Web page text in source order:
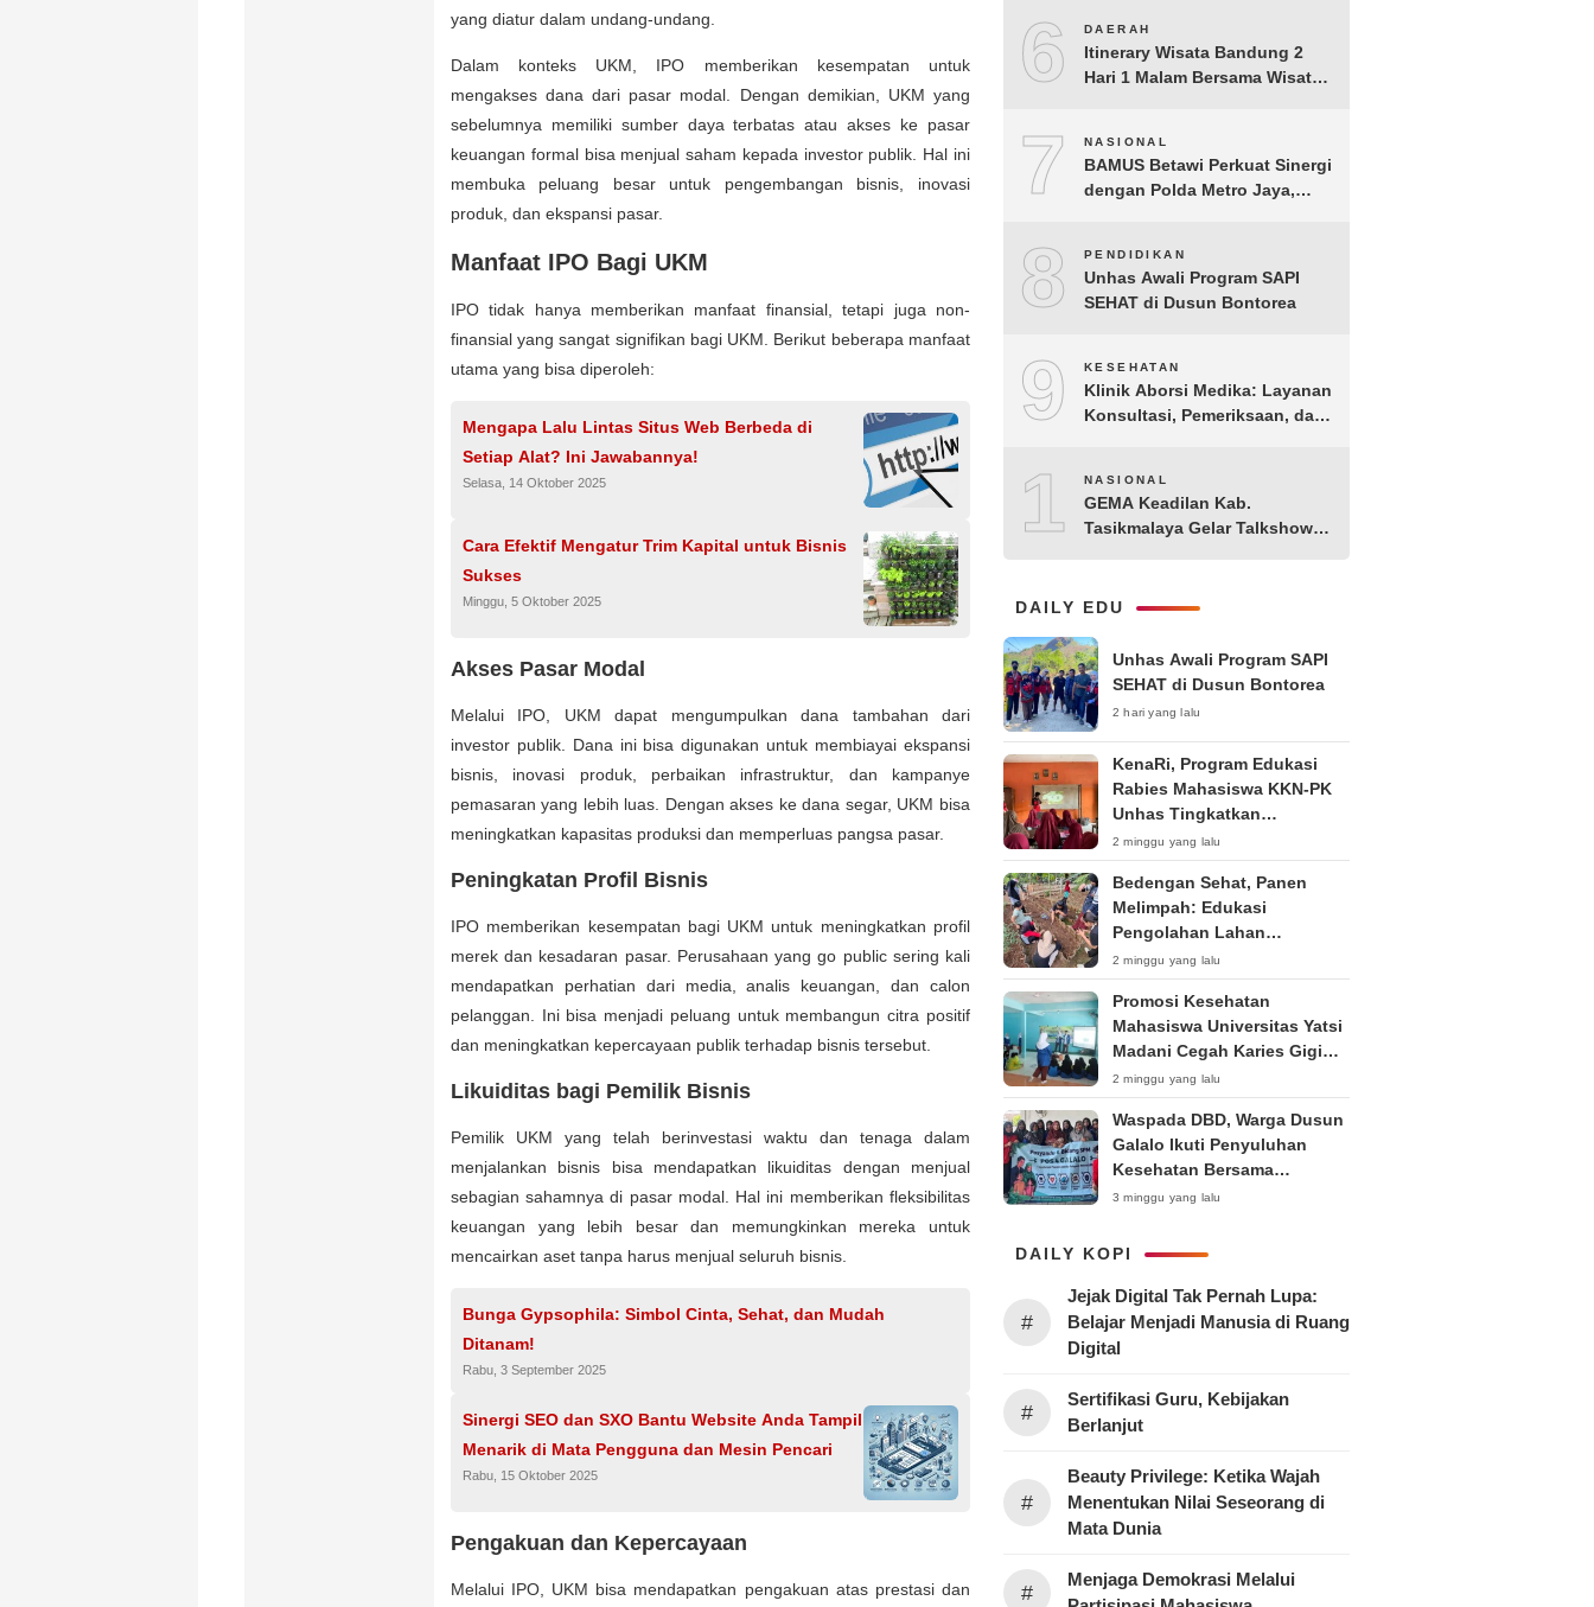
yang diatur dalam undang-undang.
Dalam konteks UKM, IPO memberikan kesempatan untuk
mengakses dana dari pasar modal. Dengan demikian, UKM yang
sebelumnya memiliki sumber daya terbatas atau akses ke pasar
keuangan formal bisa menjual saham kepada investor publik. Hal ini
membuka peluang besar untuk pengembangan bisnis, inovasi
produk, dan ekspansi pasar.
Manfaat IPO Bagi UKM
IPO tidak hanya memberikan manfaat finansial, tetapi juga non-
finansial yang sangat signifikan bagi UKM. Berikut beberapa manfaat
utama yang bisa diperoleh:
Mengapa Lalu Lintas Situs Web Berbeda di
Setiap Alat? Ini Jawabannya!
Selasa, 14 Oktober 2025
Cara Efektif Mengatur Trim Kapital untuk Bisnis
Sukses
Minggu, 5 Oktober 2025
Akses Pasar Modal
Melalui IPO, UKM dapat mengumpulkan dana tambahan dari
investor publik. Dana ini bisa digunakan untuk membiayai ekspansi
bisnis, inovasi produk, perbaikan infrastruktur, dan kampanye
pemasaran yang lebih luas. Dengan akses ke dana segar, UKM bisa
meningkatkan kapasitas produksi dan memperluas pangsa pasar.
Peningkatan Profil Bisnis
IPO memberikan kesempatan bagi UKM untuk meningkatkan profil
merek dan kesadaran pasar. Perusahaan yang go public sering kali
mendapatkan perhatian dari media, analis keuangan, dan calon
pelanggan. Ini bisa menjadi peluang untuk membangun citra positif
dan meningkatkan kepercayaan publik terhadap bisnis tersebut.
Likuiditas bagi Pemilik Bisnis
Pemilik UKM yang telah berinvestasi waktu dan tenaga dalam
menjalankan bisnis bisa mendapatkan likuiditas dengan menjual
sebagian sahamnya di pasar modal. Hal ini memberikan fleksibilitas
keuangan yang lebih besar dan memungkinkan mereka untuk
mencairkan aset tanpa harus menjual seluruh bisnis.
Bunga Gypsophila: Simbol Cinta, Sehat, dan Mudah
Ditanam!
Rabu, 3 September 2025
Sinergi SEO dan SXO Bantu Website Anda Tampil
Menarik di Mata Pengguna dan Mesin Pencari
Rabu, 15 Oktober 2025
Pengakuan dan Kepercayaan
Melalui IPO, UKM bisa mendapatkan pengakuan atas prestasi dan
6 DAERAH
Itinerary Wisata Bandung 2
Hari 1 Malam Bersama Wisata
7 NASIONAL
BAMUS Betawi Perkuat Sinergi
dengan Polda Metro Jaya,
Kondusif Jelang HUT ke-81
Republik Indonesia
8 PENDIDIKAN
Unhas Awali Program SAPI
SEHAT di Dusun Bontorea
9 KESEHATAN
Klinik Aborsi Medika: Layanan
Konsultasi, Pemeriksaan, dan
10NASIONAL
GEMA Keadilan Kab.
Tasikmalaya Gelar Talkshow
Negara di Era Post-Truth”
DAILY EDU
Unhas Awali Program SAPI
SEHAT di Dusun Bontorea
2 hari yang lalu
KenaRi, Program Edukasi
Rabies Mahasiswa KKN-PK
Unhas Tingkatkan
Kesadaran Siswa SD Negeri 4
Maccorawalie
2 minggu yang lalu
Bedengan Sehat, Panen
Melimpah: Edukasi
Pengolahan Lahan
Bedengan Organik bagi KWT
dan Ibu PKK RT 04 RW 01
Kelurahan Pakintelan
2 minggu yang lalu
Promosi Kesehatan
Mahasiswa Universitas Yatsi
Madani Cegah Karies Gigi
Anak
2 minggu yang lalu
Waspada DBD, Warga Dusun
Galalo Ikuti Penyuluhan
Kesehatan Bersama
Mahasiswa Pemberdayaan
Surabaya 2026
3 minggu yang lalu
DAILY KOPI
#
Jejak Digital Tak Pernah Lupa:
Belajar Menjadi Manusia di Ruang
Digital
#
Sertifikasi Guru, Kebijakan
Berlanjut
#
Beauty Privilege: Ketika Wajah
Menentukan Nilai Seseorang di
Mata Dunia
#
Menjaga Demokrasi Melalui